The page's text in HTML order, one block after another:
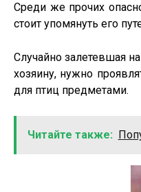
Среди же прочих
стоит упомянуть его
Случайно залетевшая
хозяину, нужно
для птиц предметами.
Читайте также: